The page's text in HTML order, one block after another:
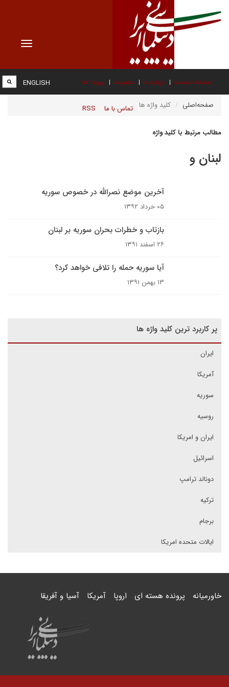
Toggle
صفحه نخست درباره ما عضویت پیوند ها
تماس با ما RSS
ENGLISH
صفحه‌اصلی کلید واژه ها
مطالب مرتبط با کلید واژه
لبنان و
آخرین موضع نصرالله در خصوص سوریه
۰۵ خرداد ۱۳۹۲
بازتاب‌ و خطرات بحران سوریه بر لبنان
۲۶ اسفند ۱۳۹۱
آیا سوریه حمله را تلافی خواهد کرد؟
۱۳ بهمن ۱۳۹۱
پر کاربرد ترین کلید واژه ها
ایران
آمریکا
سوریه
روسیه
ایران و امریکا
اسرائیل
دونالد ترامپ
ترکیه
برجام
ایالات متحده امریکا
خاورمیانه پرونده هسته ای اروپا آمریکا آسیا و آفریقا